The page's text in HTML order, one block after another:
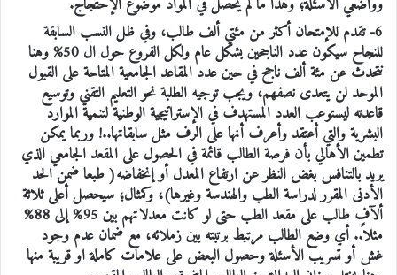
6- تقدم للإمتحان أكثر من مئتي ألف طالب، وفي ظل النسب السابقة
للنجاح سيكون عدد الناجحين بشكل عام ولكل الفروع حول ال 50% وهنا
نتحدث عن مئة ألف ناجح في حين عدد المقاعد الجامعية المتاحة على القبول
الموحد لن يتعدى نصفهم، ويجب توجيه الطلبة نحو التعليم التقني وتوسيع
قاعدته ليستوعب العدد المستهدف في الإستراتيجية الوطنية لتنمية الموارد
البشرية والتي أعتقد وأعرف أنها على الرف مثل سابقاتها..! وربما يمكن
تطمين الأهالي بأن فرصة الطالب قائمة في الحصول على المقعد الجامعي الذي
يريد بالتنافس بغض النظر عن ارتفاع المعدل أو إنخفاضه( طبعا ضمن الحد
الأدنى المقرر لدراسة الطب والهندسة وغيرها)، وكمثال؛ سيحصل أعلى ثلاثة
ألآف طالب على مقعد الطب حتى لو كانت معدلاتهم بين 95% إلى 88%
مثلاً.. أي وضع الطالب مرتبط برتبته بين زملائه، مع ضمان عدم وجود
غش أو تسريب الأسئلة وحصول البعض على علامات كاملة او قريبة منها